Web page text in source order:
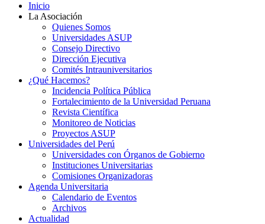
Inicio
La Asociación
Quienes Somos
Universidades ASUP
Consejo Directivo
Dirección Ejecutiva
Comités Intrauniversitarios
¿Qué Hacemos?
Incidencia Política Pública
Fortalecimiento de la Universidad Peruana
Revista Científica
Monitoreo de Noticias
Proyectos ASUP
Universidades del Perú
Universidades con Órganos de Gobierno
Instituciones Universitarias
Comisiones Organizadoras
Agenda Universitaria
Calendario de Eventos
Archivos
Actualidad